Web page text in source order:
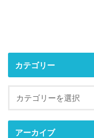
カテゴリー
アーカイブ